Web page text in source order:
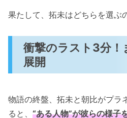
果たして、拓未はどちらを選ぶ
衝撃のラスト3分！
展開
物語の終盤、拓未と朝比がプラ
ると、 “ある人物”が彼らの様子